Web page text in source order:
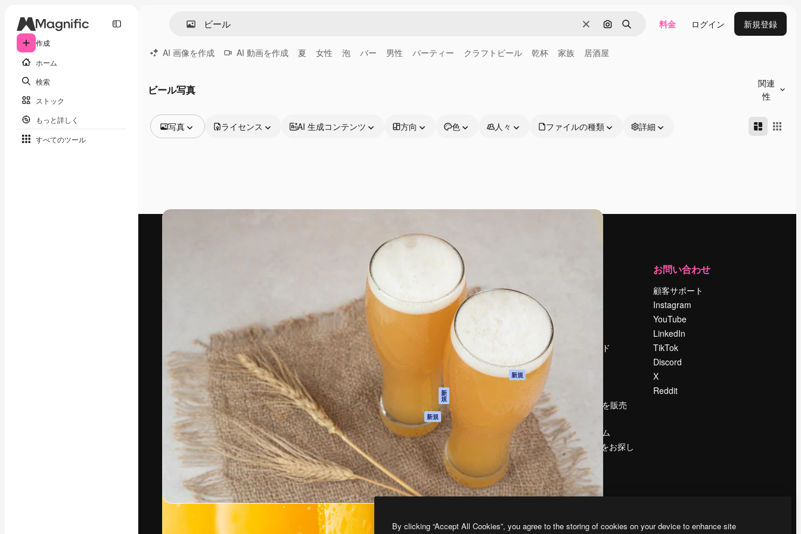
作成
ホーム
検索
ストック
もっと詳しく
すべてのツール
消去 画像で検索
検索 料金 ログイン 新規登録
AI 画像を作成 AI 動画を作成 夏 女性 泡 バー 男性 パーティー クラフトビール 乾杯 家族 居酒屋
ビール写真
関連
性
写真
動画
ライセンス AI 生成コンテンツ 方向 色 人々 ファイルの種類 詳細
最高のクリエイティブ制作を導くためのプラ
ットフォーム。クリエイター、企業、代理
店、スタジオを含む100万人以上が利用して
います。
日本語
Spaces
AI アシスタント
AI 画像生成ツール
AI 音声合成ツール
ストックコンテン
ツ
Claude/ChatGPT
向けMCP
新
規
エージェント 新規
API
モバイルアプリ
すべてのMagnificツ
ール
Academy
ドキュメント
サポート
利用規約
プライバシーポリ
シー
オリジナル 新規
クッキーポリシー
トラストセンター
アフィリエイト
検索トレンド
コンテンツを販売
する
プレスルーム
magnific.aiをお探し
ですか？
お問い合わせ
顧客サポート
Instagram
YouTube
LinkedIn
TikTok
Discord
X
Reddit
Copyright © 2010- 2026Freepik Company S.L.U.
By clicking “Accept All Cookies”, you agree to the storing of cookies on your device to enhance site